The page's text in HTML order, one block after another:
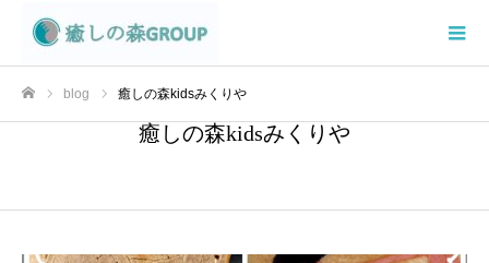
blog 癒しの森kidsみくりや
癒しの森kidsみくりや